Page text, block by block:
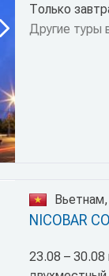
Только
Другие туры
NICOBAR
23.08 – 30.08